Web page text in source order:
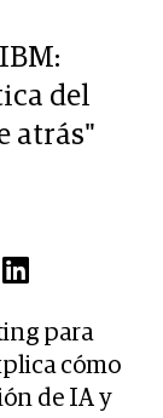
del
atrás"
para
cómo
de IA y